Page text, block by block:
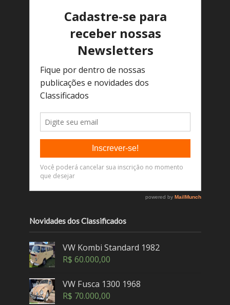
Novidades dos Classificados
VW Kombi Standard 1982
R$ 60.000,00
VW Fusca 1300 1968
R$ 70.000,00